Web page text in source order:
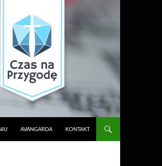
AVANGARDA KONTAKT